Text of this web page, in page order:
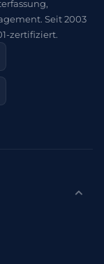
Seit 2003
zertifiziert.